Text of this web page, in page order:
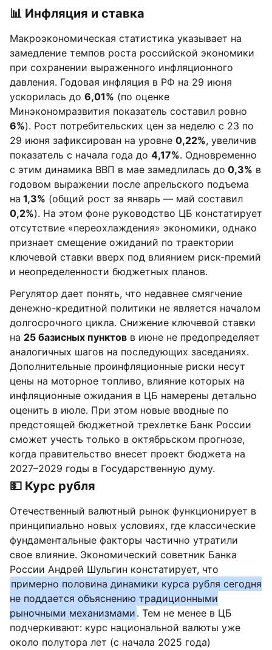
📊 Инфляция и ставка
Макроэкономическая статистика указывает на
замедление темпов роста российской экономики
при сохранении выраженного инфляционного
давления. Годовая инфляция в РФ на 29 июня
ускорилась до 6,01% (по оценке
Минэкономразвития показатель составил ровно
6%). Рост потребительских цен за неделю с 23 по
29 июня зафиксирован на уровне 0,22%, увеличив
показатель с начала года до 4,17%. Одновременно
с этим динамика ВВП в мае замедлилась до 0,3% в
годовом выражении после апрельского подъема
на 1,3% (общий рост за январь — май составил
0,2%). На этом фоне руководство ЦБ констатирует
отсутствие «переохлаждения» экономики, однако
признает смещение ожиданий по траектории
ключевой ставки вверх под влиянием риск-премий
и неопределенности бюджетных планов.
Регулятор дает понять, что недавнее смягчение
денежно-кредитной политики не является началом
долгосрочного цикла. Снижение ключевой ставки
на 25 базисных пунктов в июне не предопределяет
аналогичных шагов на последующих заседаниях.
Дополнительные проинфляционные риски несут
цены на моторное топливо, влияние которых на
инфляционные ожидания в ЦБ намерены детально
оценить в июле. При этом новые вводные по
предстоящей бюджетной трехлетке Банк России
сможет учесть только в октябрьском прогнозе,
когда правительство внесет проект бюджета на
2027–2029 годы в Государственную думу.
💵 Курс рубля
Отечественный валютный рынок функционирует в
принципиально новых условиях, где классические
фундаментальные факторы частично утратили
свое влияние. Экономический советник Банка
России Андрей Шульгин констатирует, что
примерно половина динамики курса рубля сегодня
не поддается объяснению традиционными
рыночными механизмами . Тем не менее в ЦБ
подчеркивают: курс национальной валюты уже
около полутора лет (с начала 2025 года)